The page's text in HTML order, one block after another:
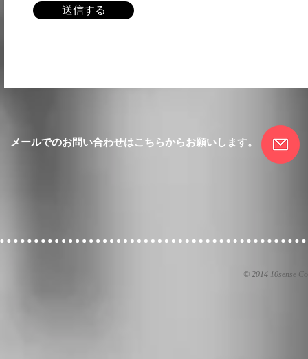
送信する
メールでのお問い合わせはこちらからお願いします。
© 2014 10sense